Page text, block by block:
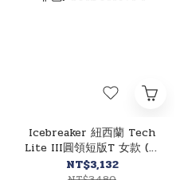
Icebreaker 紐西蘭 Tech
Lite III圓領短版T 女款 (咖
啡色) 10IB0A57FY
NT$3,132